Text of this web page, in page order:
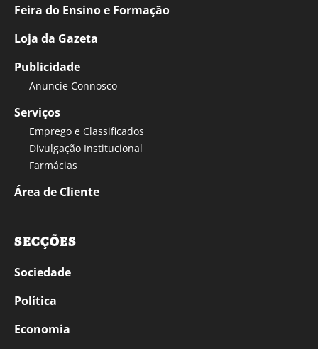
Feira do Ensino e Formação
Loja da Gazeta
Publicidade
Anuncie Connosco
Serviços
Emprego e Classificados
Divulgação Institucional
Farmácias
Área de Cliente
SECÇÕES
Sociedade
Política
Economia